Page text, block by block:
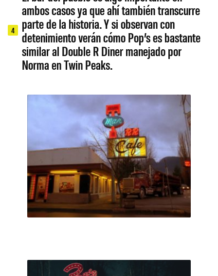
4
ambos casos ya que ahí también transcurre
parte de la historia. Y si observan con
detenimiento verán cómo Pop’s es bastante
similar al Double R Diner manejado por
Norma en Twin Peaks.